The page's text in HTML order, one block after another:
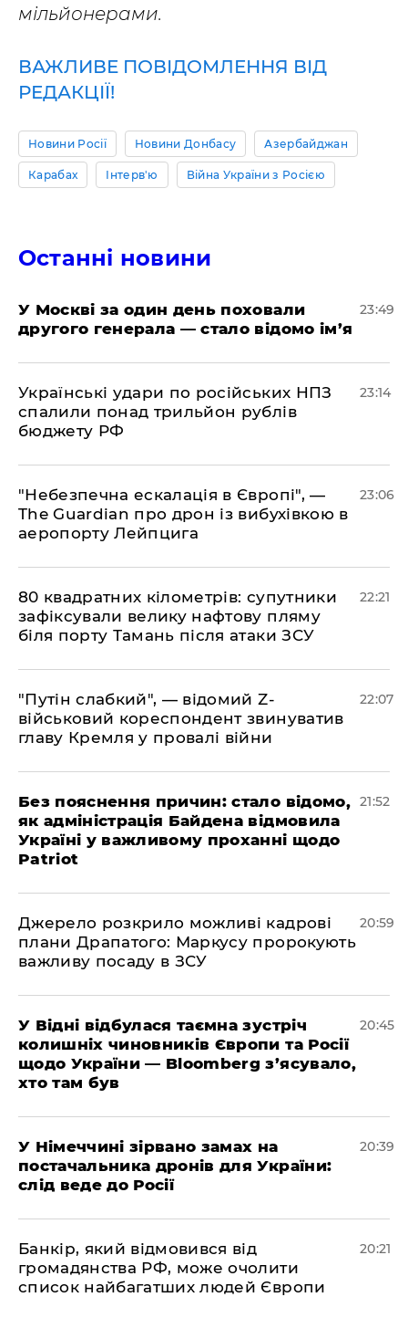
мільйонерами.
ВАЖЛИВЕ ПОВІДОМЛЕННЯ ВІД
РЕДАКЦІЇ!
Новини Росії Новини Донбасу Азербайджан
Карабах Інтерв'ю Війна України з Росією
Останні новини
​У Москві за один день поховали
другого генерала — стало відомо ім’я
23:49
​Українські удари по російських НПЗ
спалили понад трильйон рублів
бюджету РФ
23:14
​"Небезпечна ескалація в Європі", —
The Guardian про дрон із вибухівкою в
аеропорту Лейпцига
23:06
​80 квадратних кілометрів: супутники
зафіксували велику нафтову пляму
біля порту Тамань після атаки ЗСУ
22:21
"Путін слабкий", — відомий Z-
військовий кореспондент звинуватив
главу Кремля у провалі війни
22:07
​Без пояснення причин: стало відомо,
як адміністрація Байдена відмовила
Україні у важливому проханні щодо
Patriot
21:52
​Джерело розкрило можливі кадрові
плани Драпатого: Маркусу пророкують
важливу посаду в ЗСУ
20:59
​У Відні відбулася таємна зустріч
колишніх чиновників Європи та Росії
щодо України — Bloomberg з’ясувало,
хто там був
20:45
​У Німеччині зірвано замах на
постачальника дронів для України:
слід веде до Росії
20:39
​Банкір, який відмовився від
громадянства РФ, може очолити
список найбагатших людей Європи
20:21